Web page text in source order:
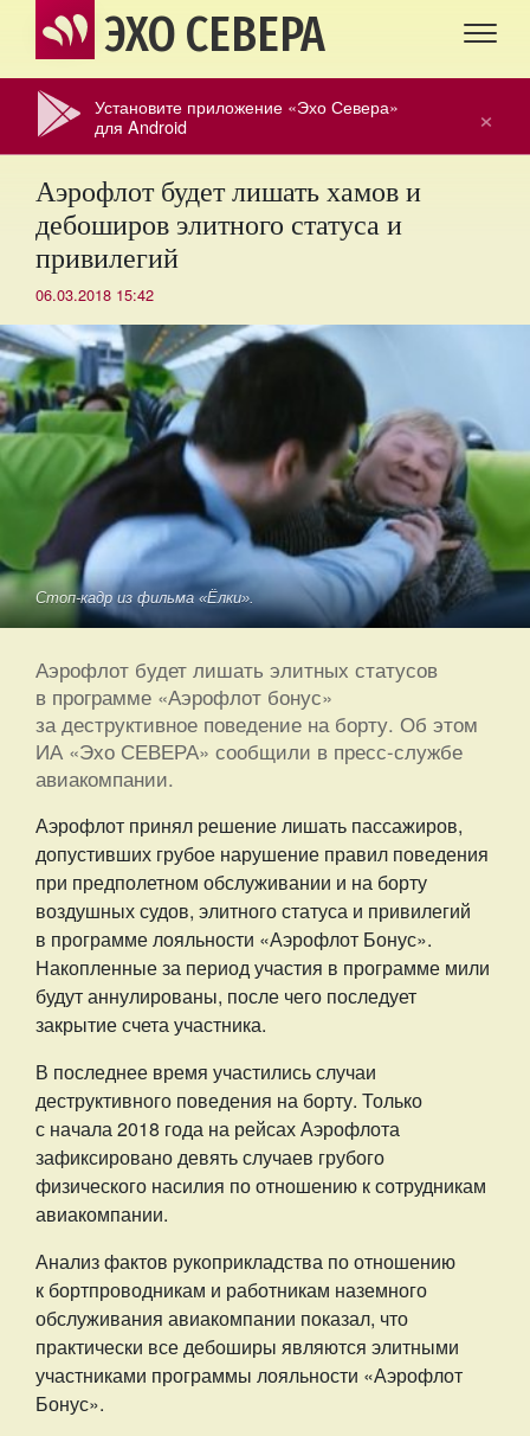
ЭХО СЕВЕРА
×
Установите приложение «Эхо Севера»
для Android
Аэрофлот будет лишать хамов и
дебоширов элитного статуса и
привилегий
06.03.2018 15:42
Стоп-кадр из фильма «Ёлки».
Аэрофлот будет лишать элитных статусов
в программе «Аэрофлот бонус»
за деструктивное поведение на борту. Об этом
ИА «Эхо СЕВЕРА» сообщили в пресс-службе
авиакомпании.
Аэрофлот принял решение лишать пассажиров,
допустивших грубое нарушение правил поведения
при предполетном обслуживании и на борту
воздушных судов, элитного статуса и привилегий
в программе лояльности «Аэрофлот Бонус».
Накопленные за период участия в программе мили
будут аннулированы, после чего последует
закрытие счета участника.
В последнее время участились случаи
деструктивного поведения на борту. Только
с начала 2018 года на рейсах Аэрофлота
зафиксировано девять случаев грубого
физического насилия по отношению к сотрудникам
авиакомпании.
Анализ фактов рукоприкладства по отношению
к бортпроводникам и работникам наземного
обслуживания авиакомпании показал, что
практически все дебоширы являются элитными
участниками программы лояльности «Аэрофлот
Бонус».